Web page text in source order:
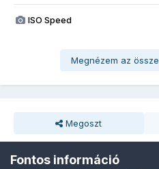
ISO Speed
Megnézem az
Megoszt
Fontos információ